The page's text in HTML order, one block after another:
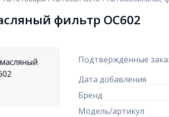
фильтр OC602
Подтверждённые
Дата добавления
Бренд
Модель/артикул